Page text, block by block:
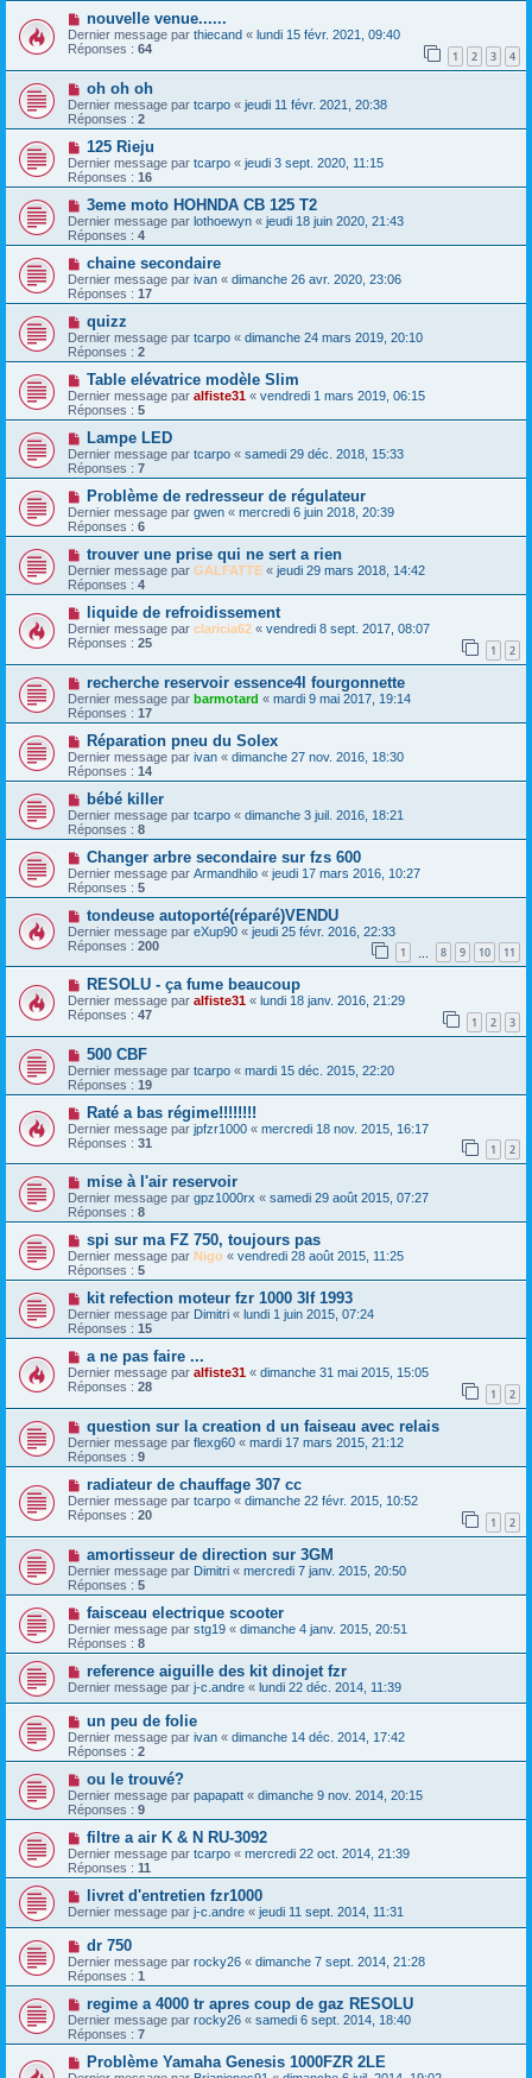
nouvelle venue......
Dernier message par thiecand « lundi 15 févr. 2021, 09:40
Réponses : 64 1 2 3 4
oh oh oh
Dernier message par tcarpo « jeudi 11 févr. 2021, 20:38
Réponses : 2
125 Rieju
Dernier message par tcarpo « jeudi 3 sept. 2020, 11:15
Réponses : 16
3eme moto HOHNDA CB 125 T2
Dernier message par lothoewyn « jeudi 18 juin 2020, 21:43
Réponses : 4
chaine secondaire
Dernier message par ivan « dimanche 26 avr. 2020, 23:06
Réponses : 17
quizz
Dernier message par tcarpo « dimanche 24 mars 2019, 20:10
Réponses : 2
Table elévatrice modèle Slim
Dernier message par alfiste31 « vendredi 1 mars 2019, 06:15
Réponses : 5
Lampe LED
Dernier message par tcarpo « samedi 29 déc. 2018, 15:33
Réponses : 7
Problème de redresseur de régulateur
Dernier message par gwen « mercredi 6 juin 2018, 20:39
Réponses : 6
trouver une prise qui ne sert a rien
Dernier message par GALFATTE « jeudi 29 mars 2018, 14:42
Réponses : 4
liquide de refroidissement
Dernier message par claricia62 « vendredi 8 sept. 2017, 08:07
Réponses : 25 1 2
recherche reservoir essence4l fourgonnette
Dernier message par barmotard « mardi 9 mai 2017, 19:14
Réponses : 17
Réparation pneu du Solex
Dernier message par ivan « dimanche 27 nov. 2016, 18:30
Réponses : 14
bébé killer
Dernier message par tcarpo « dimanche 3 juil. 2016, 18:21
Réponses : 8
Changer arbre secondaire sur fzs 600
Dernier message par Armandhilo « jeudi 17 mars 2016, 10:27
Réponses : 5
tondeuse autoporté(réparé)VENDU
Dernier message par eXup90 « jeudi 25 févr. 2016, 22:33
Réponses : 200 1 8 9 10 11
RESOLU - ça fume beaucoup
Dernier message par alfiste31 « lundi 18 janv. 2016, 21:29
Réponses : 47 1 2 3
500 CBF
Dernier message par tcarpo « mardi 15 déc. 2015, 22:20
Réponses : 19
Raté a bas régime!!!!!!!!
Dernier message par jpfzr1000 « mercredi 18 nov. 2015, 16:17
Réponses : 31 1 2
mise à l'air reservoir
Dernier message par gpz1000rx « samedi 29 août 2015, 07:27
Réponses : 8
spi sur ma FZ 750, toujours pas
Dernier message par Nigo « vendredi 28 août 2015, 11:25
Réponses : 5
kit refection moteur fzr 1000 3lf 1993
Dernier message par Dimitri « lundi 1 juin 2015, 07:24
Réponses : 15
a ne pas faire ...
Dernier message par alfiste31 « dimanche 31 mai 2015, 15:05
Réponses : 28 1 2
question sur la creation d un faiseau avec relais
Dernier message par flexg60 « mardi 17 mars 2015, 21:12
Réponses : 9
radiateur de chauffage 307 cc
Dernier message par tcarpo « dimanche 22 févr. 2015, 10:52
Réponses : 20 1 2
amortisseur de direction sur 3GM
Dernier message par Dimitri « mercredi 7 janv. 2015, 20:50
Réponses : 5
faisceau electrique scooter
Dernier message par stg19 « dimanche 4 janv. 2015, 20:51
Réponses : 8
reference aiguille des kit dinojet fzr
Dernier message par j-c.andre « lundi 22 déc. 2014, 11:39
un peu de folie
Dernier message par ivan « dimanche 14 déc. 2014, 17:42
Réponses : 2
ou le trouvé?
Dernier message par papapatt « dimanche 9 nov. 2014, 20:15
Réponses : 9
filtre a air K & N RU-3092
Dernier message par tcarpo « mercredi 22 oct. 2014, 21:39
Réponses : 11
livret d'entretien fzr1000
Dernier message par j-c.andre « jeudi 11 sept. 2014, 11:31
dr 750
Dernier message par rocky26 « dimanche 7 sept. 2014, 21:28
Réponses : 1
regime a 4000 tr apres coup de gaz RESOLU
Dernier message par rocky26 « samedi 6 sept. 2014, 18:40
Réponses : 7
Problème Yamaha Genesis 1000FZR 2LE